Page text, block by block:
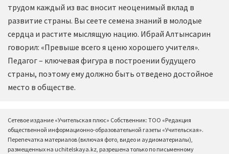
трудом каждый из вас вносит неоценимый вклад в
развитие страны. Вы сеете семена знаний в молодые
сердца и растите мыслящую нацию. Ибрай Алтынсарин
говорил: «Превыше всего я ценю хорошего учителя».
Педагог – ключевая фигура в построении будущего
страны, поэтому ему должно быть отведено достойное
место в обществе.
Сетевое издание «Учительская плюс» Собственник: ТОО «Редакция
общественной информационно-образовательной газеты «Учительская».
Перепечатка материалов (включая фото, видео и аудиоматериалы),
размещенных на uchitelskaya.kz, разрешена только по письменному